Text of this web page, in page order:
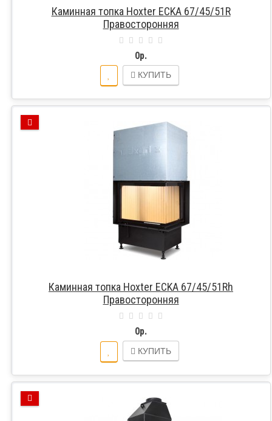
Каминная топка Hoxter ECKA 67/45/51R
Правосторонняя
0р.
КУПИТЬ
Каминная топка Hoxter ECKA 67/45/51Rh
Правосторонняя
0р.
КУПИТЬ